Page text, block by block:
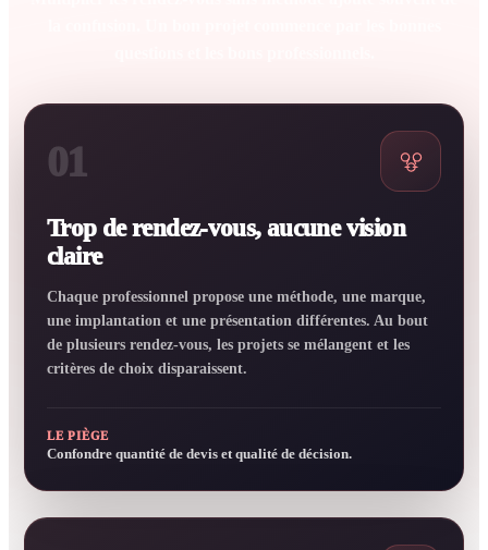
01
Trop de rendez-vous, aucune vision
claire
Chaque professionnel propose une méthode, une marque,
une implantation et une présentation différentes. Au bout
de plusieurs rendez-vous, les projets se mélangent et les
critères de choix disparaissent.
LE PIÈGE
Confondre quantité de devis et qualité de décision.